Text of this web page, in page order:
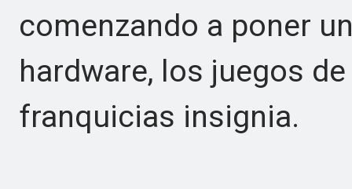
comenzando a poner
hardware, los juegos
franquicias insignia.